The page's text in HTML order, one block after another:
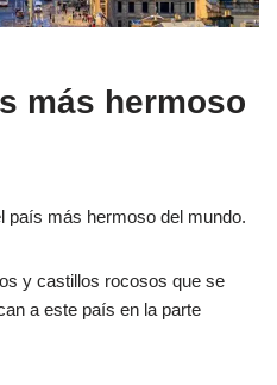
más hermoso
país más hermoso del mundo.
y castillos rocosos que se
a este país en la parte